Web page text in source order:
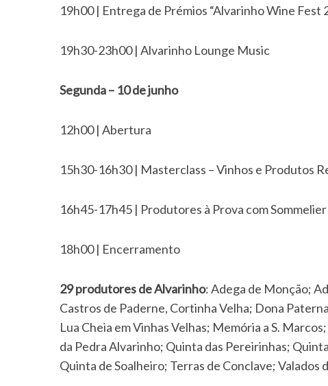
19h00 | Entrega de Prémios “Alvarinho Wine Fest
19h30-23h00 | Alvarinho Lounge Music
Segunda – 10 de junho
12h00 | Abertura
15h30-16h30 | Masterclass – Vinhos e Produtos
16h45-17h45 | Produtores à Prova com Sommelier
18h00 | Encerramento
29 produtores de Alvarinho: Adega de Monção;
Castros de Paderne, Cortinha Velha; Dona
Lua Cheia em Vinhas Velhas; Memória a S.
da Pedra Alvarinho; Quinta das Pereirinhas;
Quinta de Soalheiro; Terras de Conclave; Valados
c
f
: